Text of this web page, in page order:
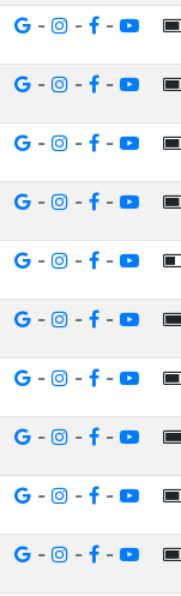
- - -
- - -
- - -
- - -
- - -
- - -
- - -
- - -
- - -
- - -